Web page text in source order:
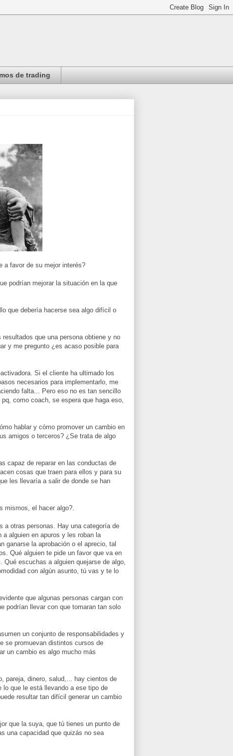
de trading
a favor de su mejor interés?
podrían mejorar la situación en la que
que debería hacerse sea algo difícil o
que una persona obtiene y no
y me pregunto ¿es acaso posible para
Si el cliente ha ultimado los
necesarios para implementarlo, me
falta... Pero eso no es tan sencillo
como coach, se espera que haga eso,
hablar y cómo promover un cambio en
amigos o terceros? ¿Se trata de algo
capaz de reparar en las conductas de
cosas que traen para ellos y para su
les llevaría a salir de donde se han
mismos, el hacer algo?.
a otras personas. Hay una categoría de
a alguien en apuros y les roban la
ganarse la aprobación o el aprecio, tal
Qué alguien te pide un favor que va en
escuchas a alguien quejarse de algo,
con algún asunto, tú vas y te lo
que algunas personas cargan con
podrían llevar con que tomaran tan solo
un conjunto de responsabilidades y
se promuevan distintos cursos de
un cambio es algo mucho más
pareja, dinero, salud,... hay cientos de
que le está llevando a ese tipo de
resultar tan difícil generar un cambio
que la suya, que tú tienes un punto de
una capacidad que quizás no sea